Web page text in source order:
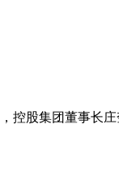
控股集团董事长庄